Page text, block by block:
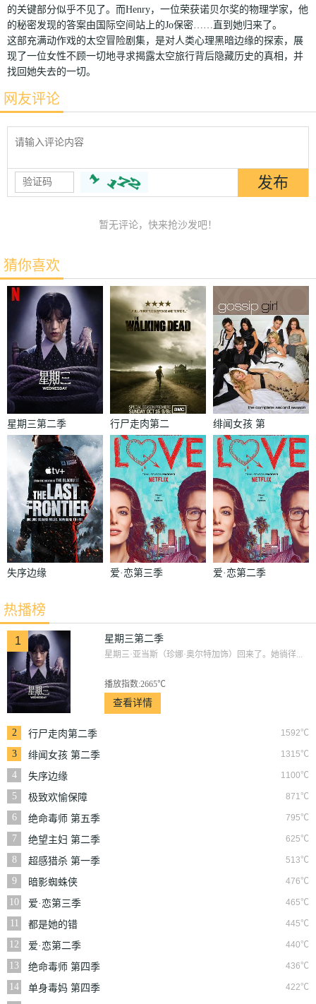
的关键部分似乎不见了。而Henry，一位荣获诺贝尔奖的物理学家，他
的秘密发现的答案由国际空间站上的Jo保密……直到她归来了。
这部充满动作戏的太空冒险剧集，是对人类心理黑暗边缘的探索，展
现了一位女性不顾一切地寻求揭露太空旅行背后隐藏历史的真相，并
找回她失去的一切。
网友评论
暂无评论，快来抢沙发吧！
猜你喜欢
星期三第二季
行尸走肉第二
季
绯闻女孩 第
二季
失序边缘 爱·恋第三季 爱·恋第二季
热播榜
1 星期三第二季
星期三·亚当斯（珍娜·奥尔特加饰）回来了。她徜徉...
播放指数:2665℃
查看详情
2 1592℃
行尸走肉第二季
3
1315℃
绯闻女孩 第二季
4
1100℃
失序边缘
5
871℃
极致欢愉保障
6
795℃
绝命毒师 第五季
7
625℃
绝望主妇 第二季
8
513℃
超感猎杀 第一季
9
476℃
暗影蜘蛛侠
10
465℃
爱·恋第三季
11
445℃
都是她的错
12
440℃
爱·恋第二季
13
436℃
绝命毒师 第四季
14
422℃
单身毒妈 第四季